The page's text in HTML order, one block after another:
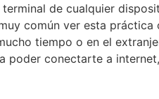
de cualquier
común ver esta
tiempo o en el
poder conectarte a